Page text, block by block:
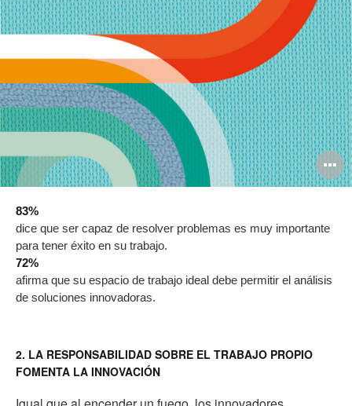
83%
dice que ser capaz de resolver problemas es muy importante
para tener éxito en su trabajo.
72%
afirma que su espacio de trabajo ideal debe permitir el análisis
de soluciones innovadoras.
2. LA RESPONSABILIDAD SOBRE EL TRABAJO PROPIO
FOMENTA LA INNOVACIÓN